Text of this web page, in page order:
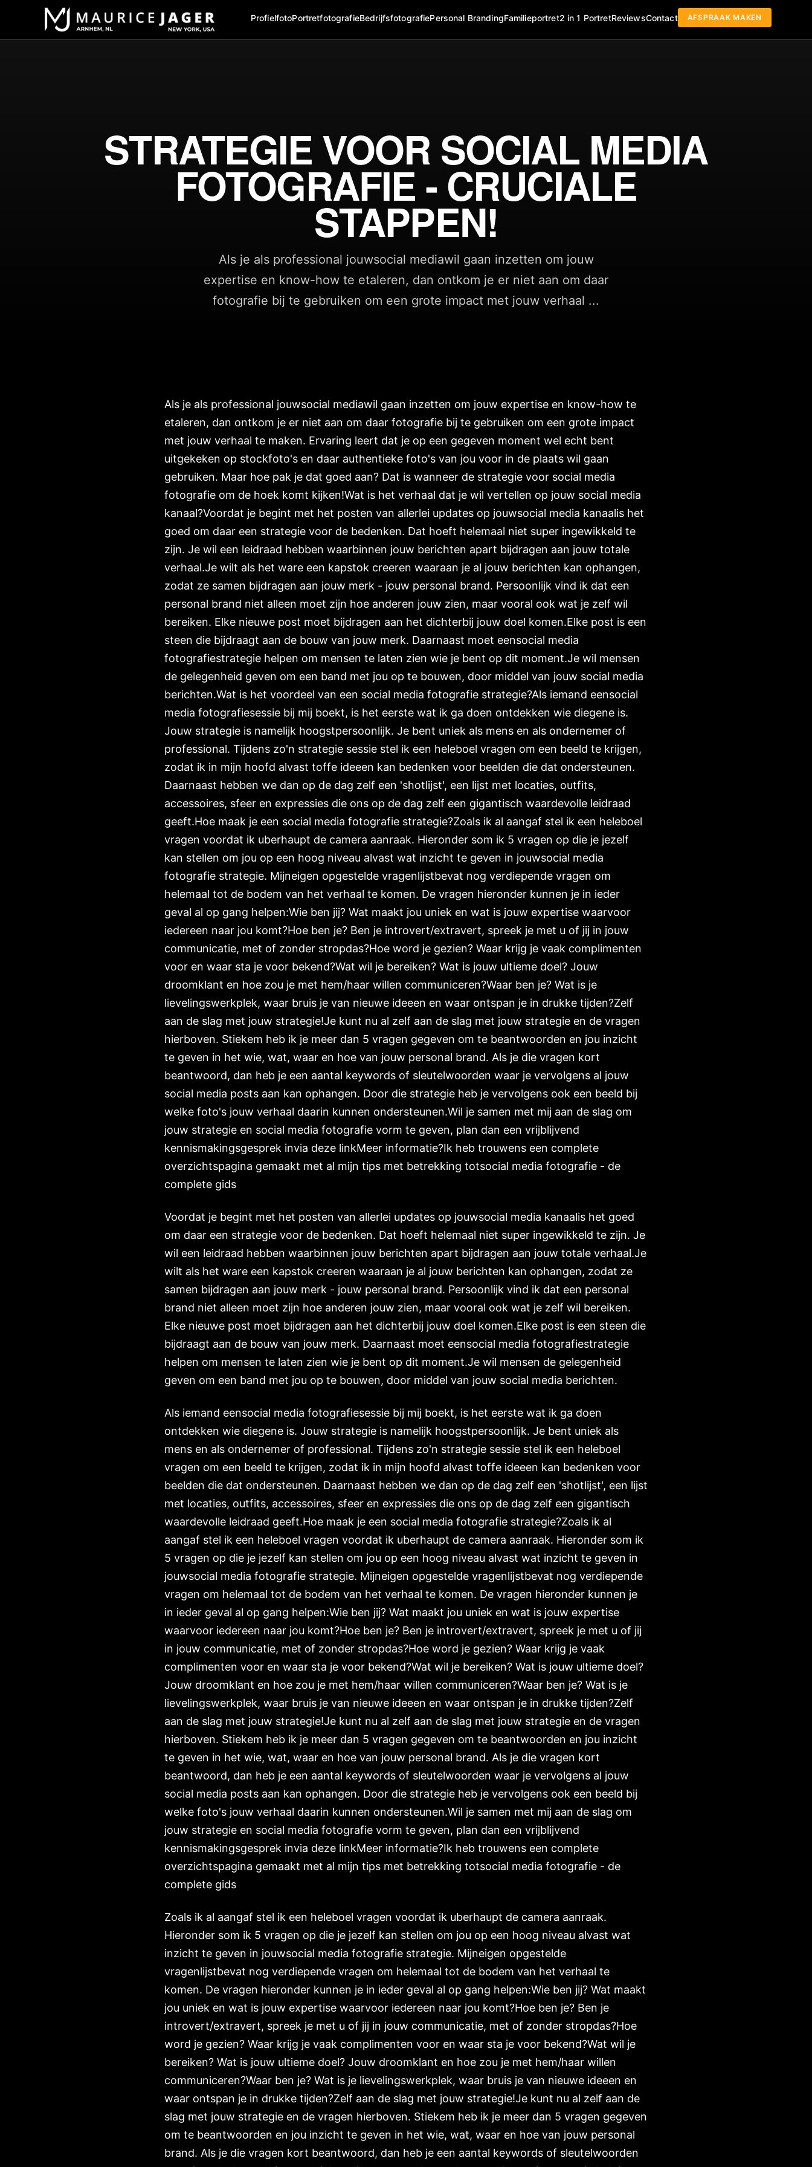
ProfielfotoPortretfotografieBedrijfsfotografiePersonal BrandingFamilieportret2 in 1 PortretReviewsContact AFSPRAAK MAKEN
STRATEGIE VOOR SOCIAL MEDIA
FOTOGRAFIE - CRUCIALE
STAPPEN!
Als je als professional jouwsocial mediawil gaan inzetten om jouw
expertise en know-how te etaleren, dan ontkom je er niet aan om daar
fotografie bij te gebruiken om een grote impact met jouw verhaal ...
Als je als professional jouwsocial mediawil gaan inzetten om jouw expertise en know-how te
etaleren, dan ontkom je er niet aan om daar fotografie bij te gebruiken om een grote impact
met jouw verhaal te maken. Ervaring leert dat je op een gegeven moment wel echt bent
uitgekeken op stockfoto's en daar authentieke foto's van jou voor in de plaats wil gaan
gebruiken. Maar hoe pak je dat goed aan? Dat is wanneer de strategie voor social media
fotografie om de hoek komt kijken!Wat is het verhaal dat je wil vertellen op jouw social media
kanaal?Voordat je begint met het posten van allerlei updates op jouwsocial media kanaalis het
goed om daar een strategie voor de bedenken. Dat hoeft helemaal niet super ingewikkeld te
zijn. Je wil een leidraad hebben waarbinnen jouw berichten apart bijdragen aan jouw totale
verhaal.Je wilt als het ware een kapstok creeren waaraan je al jouw berichten kan ophangen,
zodat ze samen bijdragen aan jouw merk - jouw personal brand. Persoonlijk vind ik dat een
personal brand niet alleen moet zijn hoe anderen jouw zien, maar vooral ook wat je zelf wil
bereiken. Elke nieuwe post moet bijdragen aan het dichterbij jouw doel komen.Elke post is een
steen die bijdraagt aan de bouw van jouw merk. Daarnaast moet eensocial media
fotografiestrategie helpen om mensen te laten zien wie je bent op dit moment.Je wil mensen
de gelegenheid geven om een band met jou op te bouwen, door middel van jouw social media
berichten.Wat is het voordeel van een social media fotografie strategie?Als iemand eensocial
media fotografiesessie bij mij boekt, is het eerste wat ik ga doen ontdekken wie diegene is.
Jouw strategie is namelijk hoogstpersoonlijk. Je bent uniek als mens en als ondernemer of
professional. Tijdens zo'n strategie sessie stel ik een heleboel vragen om een beeld te krijgen,
zodat ik in mijn hoofd alvast toffe ideeen kan bedenken voor beelden die dat ondersteunen.
Daarnaast hebben we dan op de dag zelf een 'shotlijst', een lijst met locaties, outfits,
accessoires, sfeer en expressies die ons op de dag zelf een gigantisch waardevolle leidraad
geeft.Hoe maak je een social media fotografie strategie?Zoals ik al aangaf stel ik een heleboel
vragen voordat ik uberhaupt de camera aanraak. Hieronder som ik 5 vragen op die je jezelf
kan stellen om jou op een hoog niveau alvast wat inzicht te geven in jouwsocial media
fotografie strategie. Mijneigen opgestelde vragenlijstbevat nog verdiepende vragen om
helemaal tot de bodem van het verhaal te komen. De vragen hieronder kunnen je in ieder
geval al op gang helpen:Wie ben jij? Wat maakt jou uniek en wat is jouw expertise waarvoor
iedereen naar jou komt?Hoe ben je? Ben je introvert/extravert, spreek je met u of jij in jouw
communicatie, met of zonder stropdas?Hoe word je gezien? Waar krijg je vaak complimenten
voor en waar sta je voor bekend?Wat wil je bereiken? Wat is jouw ultieme doel? Jouw
droomklant en hoe zou je met hem/haar willen communiceren?Waar ben je? Wat is je
lievelingswerkplek, waar bruis je van nieuwe ideeen en waar ontspan je in drukke tijden?Zelf
aan de slag met jouw strategie!Je kunt nu al zelf aan de slag met jouw strategie en de vragen
hierboven. Stiekem heb ik je meer dan 5 vragen gegeven om te beantwoorden en jou inzicht
te geven in het wie, wat, waar en hoe van jouw personal brand. Als je die vragen kort
beantwoord, dan heb je een aantal keywords of sleutelwoorden waar je vervolgens al jouw
social media posts aan kan ophangen. Door die strategie heb je vervolgens ook een beeld bij
welke foto's jouw verhaal daarin kunnen ondersteunen.Wil je samen met mij aan de slag om
jouw strategie en social media fotografie vorm te geven, plan dan een vrijblijvend
kennismakingsgesprek invia deze linkMeer informatie?Ik heb trouwens een complete
overzichtspagina gemaakt met al mijn tips met betrekking totsocial media fotografie - de
complete gids
Voordat je begint met het posten van allerlei updates op jouwsocial media kanaalis het goed
om daar een strategie voor de bedenken. Dat hoeft helemaal niet super ingewikkeld te zijn. Je
wil een leidraad hebben waarbinnen jouw berichten apart bijdragen aan jouw totale verhaal.Je
wilt als het ware een kapstok creeren waaraan je al jouw berichten kan ophangen, zodat ze
samen bijdragen aan jouw merk - jouw personal brand. Persoonlijk vind ik dat een personal
brand niet alleen moet zijn hoe anderen jouw zien, maar vooral ook wat je zelf wil bereiken.
Elke nieuwe post moet bijdragen aan het dichterbij jouw doel komen.Elke post is een steen die
bijdraagt aan de bouw van jouw merk. Daarnaast moet eensocial media fotografiestrategie
helpen om mensen te laten zien wie je bent op dit moment.Je wil mensen de gelegenheid
geven om een band met jou op te bouwen, door middel van jouw social media berichten.
Als iemand eensocial media fotografiesessie bij mij boekt, is het eerste wat ik ga doen
ontdekken wie diegene is. Jouw strategie is namelijk hoogstpersoonlijk. Je bent uniek als
mens en als ondernemer of professional. Tijdens zo'n strategie sessie stel ik een heleboel
vragen om een beeld te krijgen, zodat ik in mijn hoofd alvast toffe ideeen kan bedenken voor
beelden die dat ondersteunen. Daarnaast hebben we dan op de dag zelf een 'shotlijst', een lijst
met locaties, outfits, accessoires, sfeer en expressies die ons op de dag zelf een gigantisch
waardevolle leidraad geeft.Hoe maak je een social media fotografie strategie?Zoals ik al
aangaf stel ik een heleboel vragen voordat ik uberhaupt de camera aanraak. Hieronder som ik
5 vragen op die je jezelf kan stellen om jou op een hoog niveau alvast wat inzicht te geven in
jouwsocial media fotografie strategie. Mijneigen opgestelde vragenlijstbevat nog verdiepende
vragen om helemaal tot de bodem van het verhaal te komen. De vragen hieronder kunnen je
in ieder geval al op gang helpen:Wie ben jij? Wat maakt jou uniek en wat is jouw expertise
waarvoor iedereen naar jou komt?Hoe ben je? Ben je introvert/extravert, spreek je met u of jij
in jouw communicatie, met of zonder stropdas?Hoe word je gezien? Waar krijg je vaak
complimenten voor en waar sta je voor bekend?Wat wil je bereiken? Wat is jouw ultieme doel?
Jouw droomklant en hoe zou je met hem/haar willen communiceren?Waar ben je? Wat is je
lievelingswerkplek, waar bruis je van nieuwe ideeen en waar ontspan je in drukke tijden?Zelf
aan de slag met jouw strategie!Je kunt nu al zelf aan de slag met jouw strategie en de vragen
hierboven. Stiekem heb ik je meer dan 5 vragen gegeven om te beantwoorden en jou inzicht
te geven in het wie, wat, waar en hoe van jouw personal brand. Als je die vragen kort
beantwoord, dan heb je een aantal keywords of sleutelwoorden waar je vervolgens al jouw
social media posts aan kan ophangen. Door die strategie heb je vervolgens ook een beeld bij
welke foto's jouw verhaal daarin kunnen ondersteunen.Wil je samen met mij aan de slag om
jouw strategie en social media fotografie vorm te geven, plan dan een vrijblijvend
kennismakingsgesprek invia deze linkMeer informatie?Ik heb trouwens een complete
overzichtspagina gemaakt met al mijn tips met betrekking totsocial media fotografie - de
complete gids
Zoals ik al aangaf stel ik een heleboel vragen voordat ik uberhaupt de camera aanraak.
Hieronder som ik 5 vragen op die je jezelf kan stellen om jou op een hoog niveau alvast wat
inzicht te geven in jouwsocial media fotografie strategie. Mijneigen opgestelde
vragenlijstbevat nog verdiepende vragen om helemaal tot de bodem van het verhaal te
komen. De vragen hieronder kunnen je in ieder geval al op gang helpen:Wie ben jij? Wat maakt
jou uniek en wat is jouw expertise waarvoor iedereen naar jou komt?Hoe ben je? Ben je
introvert/extravert, spreek je met u of jij in jouw communicatie, met of zonder stropdas?Hoe
word je gezien? Waar krijg je vaak complimenten voor en waar sta je voor bekend?Wat wil je
bereiken? Wat is jouw ultieme doel? Jouw droomklant en hoe zou je met hem/haar willen
communiceren?Waar ben je? Wat is je lievelingswerkplek, waar bruis je van nieuwe ideeen en
waar ontspan je in drukke tijden?Zelf aan de slag met jouw strategie!Je kunt nu al zelf aan de
slag met jouw strategie en de vragen hierboven. Stiekem heb ik je meer dan 5 vragen gegeven
om te beantwoorden en jou inzicht te geven in het wie, wat, waar en hoe van jouw personal
brand. Als je die vragen kort beantwoord, dan heb je een aantal keywords of sleutelwoorden